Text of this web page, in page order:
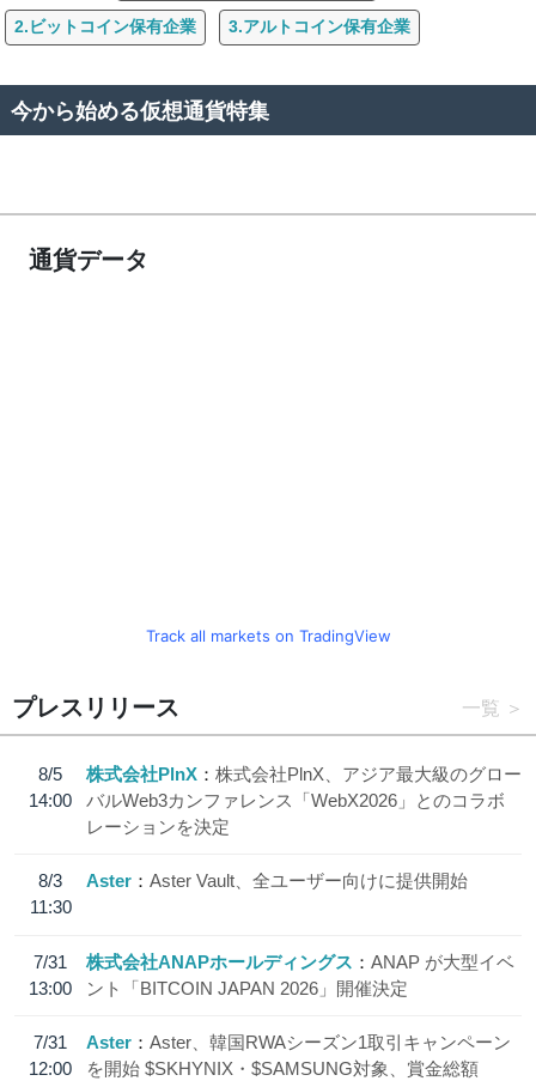
2.ビットコイン保有企業 3.アルトコイン保有企業
今から始める仮想通貨特集
通貨データ
Track all markets on TradingView
プレスリリース 一覧
8/5
14:00
株式会社PlnX
株式会社PlnX、アジア最大級のグロー
バルWeb3カンファレンス「WebX2026」とのコラボ
レーションを決定
8/3
11:30
Aster Aster Vault、全ユーザー向けに提供開始
7/31
13:00
株式会社ANAPホールディングス
ANAP が大型イベ
ント「BITCOIN JAPAN 2026」開催決定
7/31
12:00
Aster
Aster、韓国RWAシーズン1取引キャンペーン
を開始 $SKHYNIX・$SAMSUNG対象、賞金総額